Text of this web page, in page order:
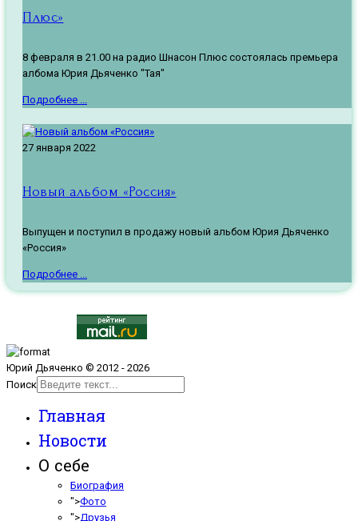
Плюс»
8 февраля в 21.00 на радио Шнасон Плюс состоялась премьера
албома Юрия Дьяченко "Тая"
Подробнее ...
27 января 2022
Новый альбом «Россия»
Выпущен и поступил в продажу новый альбом Юрия Дьяченко
«Россия»
Подробнее ...
Юрий Дьяченко © 2012 - 2026
Поиск
Главная
Новости
О себе
Биография
">Фото
">Друзья